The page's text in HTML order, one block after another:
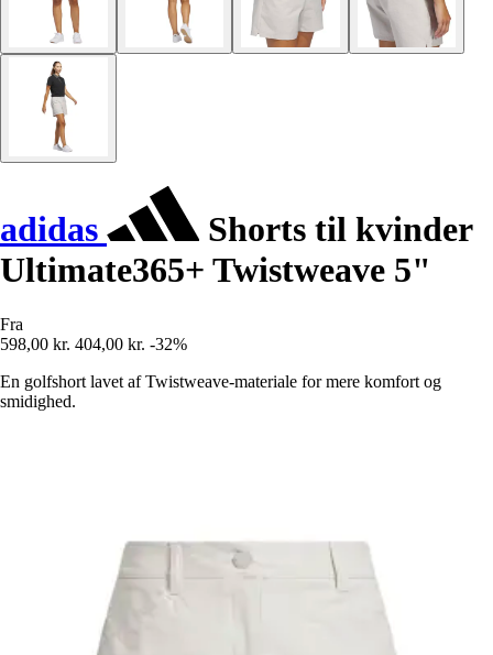
adidas
Shorts til kvinder
Ultimate365+ Twistweave 5"
Fra
598,00 kr. 404,00 kr. -32%
En golfshort lavet af Twistweave-materiale for mere komfort og
smidighed.